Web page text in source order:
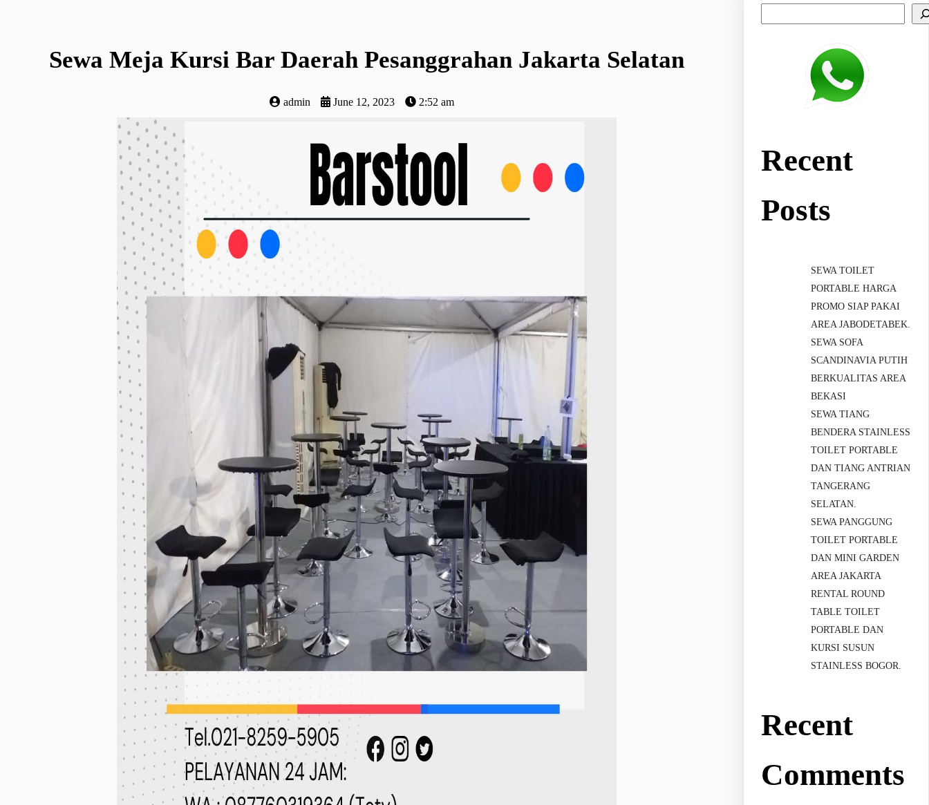
Sewa Meja Kursi Bar Daerah Pesanggrahan Jakarta Selatan
admin June 12, 2023 2:52 am
Recent
Posts
SEWA TOILET
PORTABLE HARGA
PROMO SIAP PAKAI
AREA JABODETABEK.
SEWA SOFA
SCANDINAVIA PUTIH
BERKUALITAS AREA
BEKASI
SEWA TIANG
BENDERA STAINLESS
TOILET PORTABLE
DAN TIANG ANTRIAN
TANGERANG
SELATAN.
SEWA PANGGUNG
TOILET PORTABLE
DAN MINI GARDEN
AREA JAKARTA
RENTAL ROUND
TABLE TOILET
PORTABLE DAN
KURSI SUSUN
STAINLESS BOGOR.
Recent
Comments